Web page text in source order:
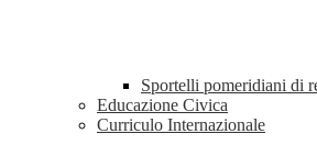
Sportelli pomeridiani di
Educazione Civica
Curriculo Internazionale